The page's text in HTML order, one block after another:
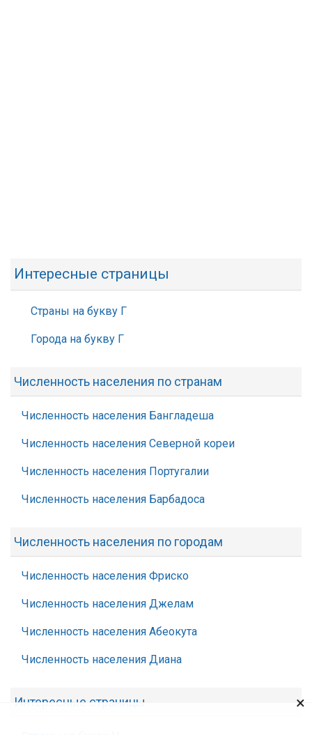
Интересные страницы
Страны на букву Г
Города на букву Г
Численность населения по странам
Численность населения Бангладеша
Численность населения Северной кореи
Численность населения Португалии
Численность населения Барбадоса
Численность населения по городам
Численность населения Фриско
Численность населения Джелам
Численность населения Абеокута
Численность населения Диана
Интересные страницы ×